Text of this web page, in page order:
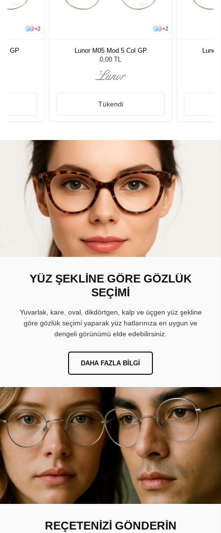
+2
GP
+2
Lunor M05 Mod 5 Col GP
0,00 TL
Tükendi
Lunor
YÜZ ŞEKLİNE GÖRE GÖZLÜK
SEÇİMİ
Yuvarlak, kare, oval, dikdörtgen, kalp ve üçgen yüz şekline
göre gözlük seçimi yaparak yüz hatlarınıza en uygun ve
dengeli görünümü elde edebilirsiniz.
DAHA FAZLA BILGI
REÇETENİZİ GÖNDERİN